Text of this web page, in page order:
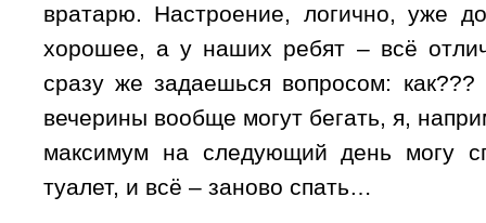
вратарю. Настроение, логично, уже
хорошее, а у наших ребят – всё
сразу же задаешься вопросом:
вечерины вообще могут бегать, я,
максимум на следующий день могу
туалет, и всё – заново спать…